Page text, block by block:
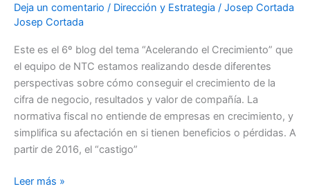
Deja un comentario / Dirección y Estrategia / Josep Cortada
Josep Cortada
Este es el 6º blog del tema “Acelerando el Crecimiento” que
el equipo de NTC estamos realizando desde diferentes
perspectivas sobre cómo conseguir el crecimiento de la
cifra de negocio, resultados y valor de compañía. La
normativa fiscal no entiende de empresas en crecimiento, y
simplifica su afectación en si tienen beneficios o pérdidas. A
partir de 2016, el “castigo”
Leer más »